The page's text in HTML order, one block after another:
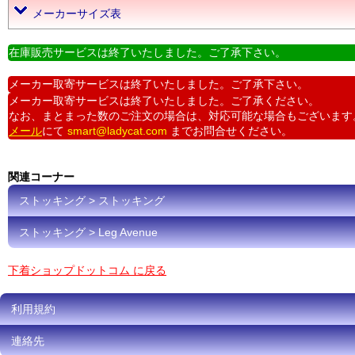
メーカーサイズ表
在庫販売サービスは終了いたしました。ご了承下さい。
メーカー取寄サービスは終了いたしました。ご了承下さい。
メーカー取寄サービスは終了いたしました。ご了承ください。
なお、まとまった数のご注文の場合は、対応可能な場合もございます
メールにて smart@ladycat.com までお問合せください。
関連コーナー
ストッキング > ストッキング
ストッキング > Leg Avenue
下着ショップドットコム に戻る
利用規約
連絡先